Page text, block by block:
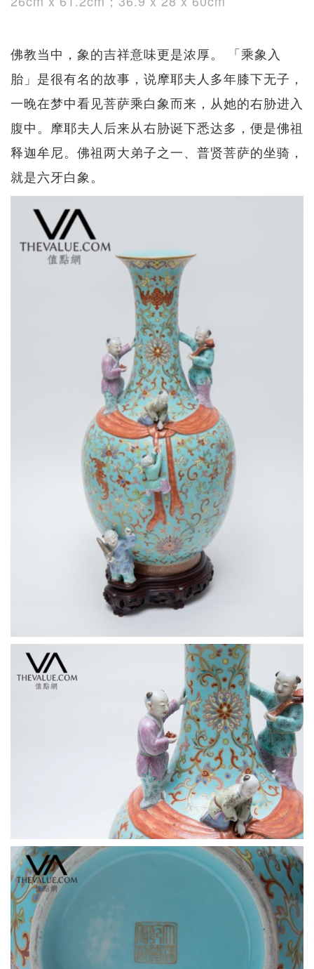
佛教当中，象的吉祥意味更是浓厚。 「乘象入
胎」是很有名的故事，说摩耶夫人多年膝下无子，
一晚在梦中看见菩萨乘白象而来，从她的右胁进入
腹中。摩耶夫人后来从右胁诞下悉达多，便是佛祖
释迦牟尼。佛祖两大弟子之一、普贤菩萨的坐骑，
就是六牙白象。